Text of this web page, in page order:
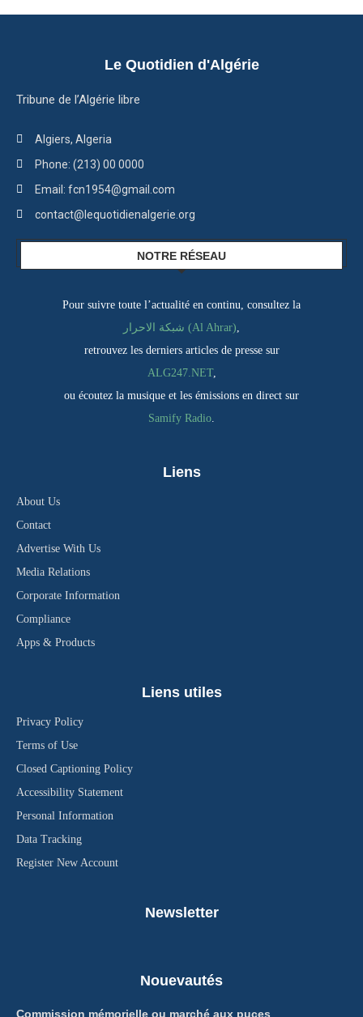
Le Quotidien d'Algérie
Tribune de l’Algérie libre
Algiers, Algeria
Phone: (213) 00 0000
Email: fcn1954@gmail.com
contact@lequotidienalgerie.org
NOTRE RÉSEAU
Pour suivre toute l’actualité en continu, consultez la
شبكة الاحرار (Al Ahrar),
retrouvez les derniers articles de presse sur
ALG247.NET,
ou écoutez la musique et les émissions en direct sur
Samify Radio.
Liens
About Us
Contact
Advertise With Us
Media Relations
Corporate Information
Compliance
Apps & Products
Liens utiles
Privacy Policy
Terms of Use
Closed Captioning Policy
Accessibility Statement
Personal Information
Data Tracking
Register New Account
Newsletter
Nouevautés
Commission mémorielle ou marché aux puces